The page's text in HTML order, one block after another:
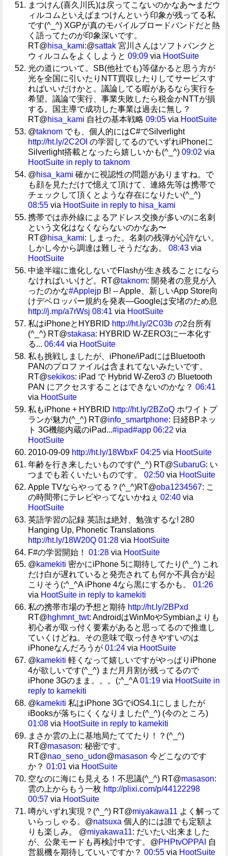
まつけん(喜久川氏)は戻ってこないのかなあ〜まだウ
ィルコムといえばまつけんという印象が残ってる私
です(^_^) XGPが真のモバイルブロードバンドだと熱
く語ってたのが印象深いです。
RT@hisa_kami:@sattak 宮川さんはソフトバンクと
ウィルコムをよくしようと 09:09 via HootSuite
光の道について。SB(他社でも)等儲かると思う方が
光を全国に引いたりNTT買収したりしてサービスす
ればいいだけかと。議論してる暇があるなら実行を
希望。議論で実行、事業失敗したら税金かNTTが損
する。国主導で成功した事業は過去に無し？
RT@hisa_kami 自社の基本戦略 09:05 via HootSuite
@taknom でも、個人的にはC#でSilverlight
http://ht.ly/2C2OI の学習してるのでいずれiPhoneに
Silverlight搭載となったら嬉しいかも(^_^) 09:02 via
HootSuite in reply to taknom
@hisa_kami 確かに視認性の問題がありますね。で
も顔を見ただけで憶えて頂けて、連絡先等は携帯で
チェックして頂くとような存在になりたい(^_^)
08:55 via HootSuite in reply to hisa_kami
携帯では赤外線によるアドレス交換が多いのに名刺
という文化はなくならないのかなあ〜
RT@hisa_kami: しまった。名刺の残弾が心許ない。
しかし今から調達は難しそうだなあ。
08:43 via
HootSuite
中途半端に進化しないでFlashが生き残ることになら
なければいいけど。RT@taknom: 開発者の意見が入
ったのかな#Applejp B! -- Apple、新しいApp Store向
けデベロッパー規約を発表―Googleは安堵のため息
http://j.mp/a7rWsj 08:41 via HootSuite
私はiPhoneとHYBRID http://ht.ly/2C03b の2台所有
(^_^) RT@stakasa: HYBRID W-ZERO3に一本化す
る... 06:44 via HootSuite
私も挑戦しましたが、iPhone/iPadにはBluetooth
PANのプロファイルは含まれてないみたいです。
RT@sekikos: iPad で Hybrid W-Zero3 の Bluetooth
PAN にアクセスすることはできないのかな？ 06:41
via HootSuite
私もiPhone + HYBRID http://ht.ly/2BZoQ ホワイトプ
ランが魅力(^_^) RT@info_smartphone: 日経BPネッ
ト 3G機能内蔵のiPad...#ipad#app 06:22 via
HootSuite
2010-09-09 http://ht.ly/18WbxF 04:25 via HootSuite
年齢を行き来したいものです(^_^) RT@SubaruG: い
つまでも若くいたいものです。
02:50 via HootSuite
Apple TVならやってる？(^_^)RT@oba1234567: こ
の時間帯にテレビやってないかねぇ 02:40 via
HootSuite
英語学習の記録 英語は絶対、勉強するな! 280
Hanging Up, Phonetic Translations
http://ht.ly/18W20Q 01:28 via HootSuite
F#の学習開始！
01:28 via HootSuite
@kamekiti 密かにiPhone 5に期待してたり(^_^) これ
だけ白が遅れていると発売されても何か不具合が起
こりそう(;^_^A iPhone 4なら黒にするかも。
01:26
via HootSuite in reply to kamekiti
私の携帯市場の予想と期待 http://ht.ly/2BPxd
RT@hghmnt_twt: AndroidはWinMoやSymbianよりも
初心者が取っ付く要素があると思ってるので推進し
ていくけどね。その意味で取っ付きやすいのは
iPhoneなんだろうが 01:24 via HootSuite
@kamekiti 軽くなって嬉しいですがやっぱりiPhone
4が欲しいです(^_^) まだ月月割が残ってるので
iPhone 3Gのまま。。。(;^_^A 01:19 via HootSuite in
reply to kamekiti
@kamekiti 私はiPhone 3GでiOS4.1にしましたが
iBooksが落ちにくくなりました(^_^) (今のところ)
01:08 via HootSuite in reply to kamekiti
まさか雲の上に基地局たててたり！？(^_^)
RT@masason: 秘密です。
RT@nao_seno_udon@masason 今どこなのです
か？ 01:01 via HootSuite
空なのに海にも見える！不思議(^_^) RT@masason:
雲の上からもう一枚 http://plixi.com/p/44122298
00:57 via HootSuite
噂がいずれ実現？(^_^) RT@miyakawa11 よく解って
いらっしゃる。@natsuxa 個人的には誰でも定額よ
りも楽しみ。 @miyakawa11: だいたい出来ました
が、公衆モードも再検討中です。@PHPtvOPPAI 自
営親機を期待していいですか？ 00:55 via HootSuite